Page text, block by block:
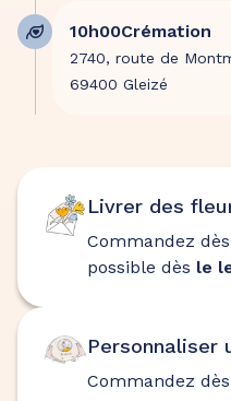
10h00Crémation
2740, route de
69400 Gleizé
Livrer des
Commandez dès
possible dès le
Personnaliser
Commandez